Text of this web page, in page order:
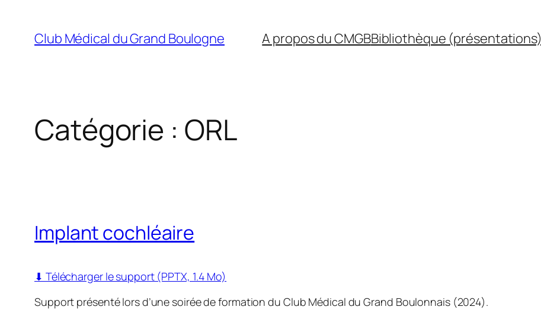
contenu
Club Médical du Grand Boulogne A propos du CMGBBibliothèque (présentations)
Catégorie : ORL
Implant cochléaire
⬇ Télécharger le support (PPTX, 1.4 Mo)
Support présenté lors d’une soirée de formation du Club Médical du Grand Boulonnais (2024).